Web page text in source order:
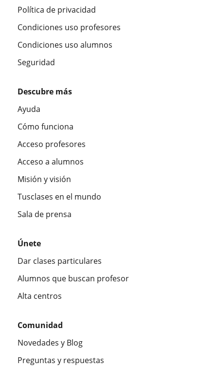
Política de privacidad
Condiciones uso profesores
Condiciones uso alumnos
Seguridad
Descubre más
Ayuda
Cómo funciona
Acceso profesores
Acceso a alumnos
Misión y visión
Tusclases en el mundo
Sala de prensa
Únete
Dar clases particulares
Alumnos que buscan profesor
Alta centros
Comunidad
Novedades y Blog
Preguntas y respuestas